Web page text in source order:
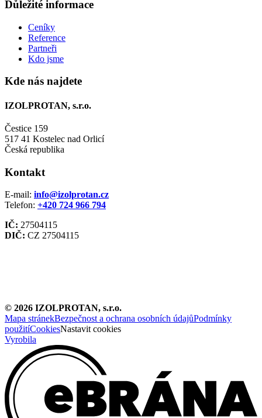
Důležité informace
Ceníky
Reference
Partneři
Kdo jsme
Kde nás najdete
IZOLPROTAN, s.r.o.
Čestice 159
517 41 Kostelec nad Orlicí
Česká republika
Kontakt
E-mail: info@izolprotan.cz
Telefon: +420 724 966 794
IČ: 27504115
DIČ: CZ 27504115
© 2026 IZOLPROTAN, s.r.o.
Mapa stránekBezpečnost a ochrana osobních údajůPodmínky
použitíCookiesNastavit cookies
Vyrobila